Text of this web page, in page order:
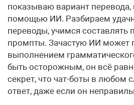
показываю вариант
помощью ИИ. Разбираем
переводы, учимся составлять
промпты. Зачастую ИИ может
выполнением
быть осторожным, он всё
секрет, что чат-боты в любом
ответ, даже если он